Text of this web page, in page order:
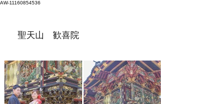
AW-11160854536
聖天山 歓喜院